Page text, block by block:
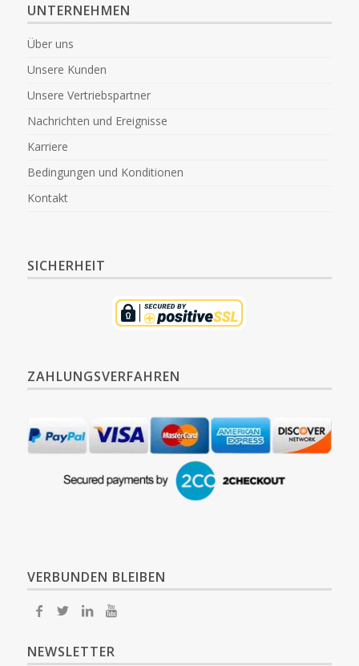
UNTERNEHMEN
Über uns
Unsere Kunden
Unsere Vertriebspartner
Nachrichten und Ereignisse
Karriere
Bedingungen und Konditionen
Kontakt
SICHERHEIT
ZAHLUNGSVERFAHREN
VERBUNDEN BLEIBEN
NEWSLETTER